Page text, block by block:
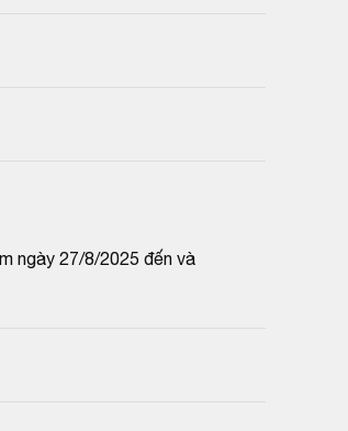
ngày 27/8/2025 đến và